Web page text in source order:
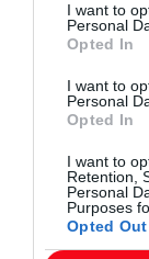
I want to
Personal
Opted In
I want to
Personal
Opted In
I want to
Retention,
Personal
Purposes
Opted Out